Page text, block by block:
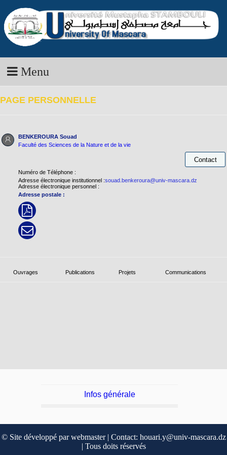
Menu
PAGE PERSONNELLE
BENKEROURA Souad
Faculté des Sciences de la Nature et de la vie
Numéro de Téléphone :
Adresse électronique institutionnel :souad.benkeroura@univ-mascara.dz
Adresse électronique personnel :
Adresse postale :
Ouvrages Publications Projets Communications
Infos générale
© Site développé par webmaster | Contact: houari.y@univ-mascara.dz
| Tous doits réservés